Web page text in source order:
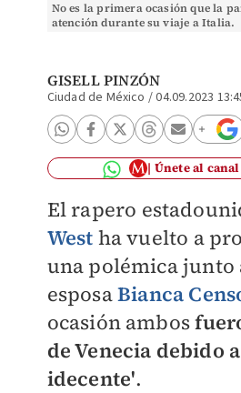
No es la primera ocasión que la
atención durante su viaje a Italia.
GISELL PINZÓN
Ciudad de México /04.09.2023
Únete al
El rapero
West ha vuelto a
una polémica junto
esposaBianca
ocasión ambos
de Venecia debido
idecente'.